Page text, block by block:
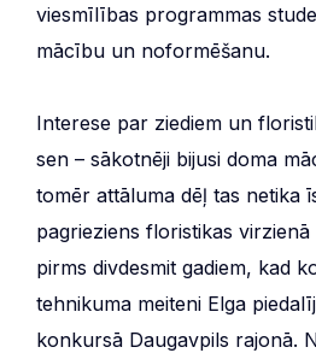
viesmīlības programmas
mācību un noformēšanu.
Interese par ziediem un
sen – sākotnēji bijusi doma
tomēr attāluma dēļ tas netika
pagrieziens floristikas
pirms divdesmit gadiem, kad
tehnikuma meiteni Elga
konkursā Daugavpils rajonā.